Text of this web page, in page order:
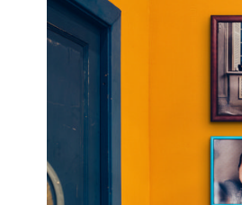
Ваш город:
Ваш регион доставки
Выберите из списка:
10х10
10х15
13х18
15х15
15х20
20х20
20х30
30х30
30х40
А4